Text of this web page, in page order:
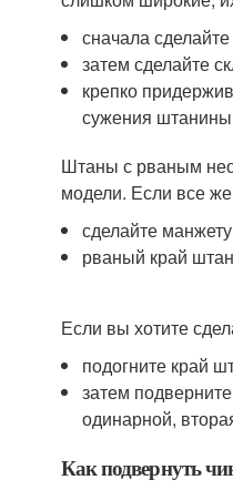
сначала
затем сделайте
крепко
сужения штанины
Штаны с рваным
модели. Если все же
сделайте
рваный край
Если вы хотите
подогните край
затем
одинарной,
Как подвернуть